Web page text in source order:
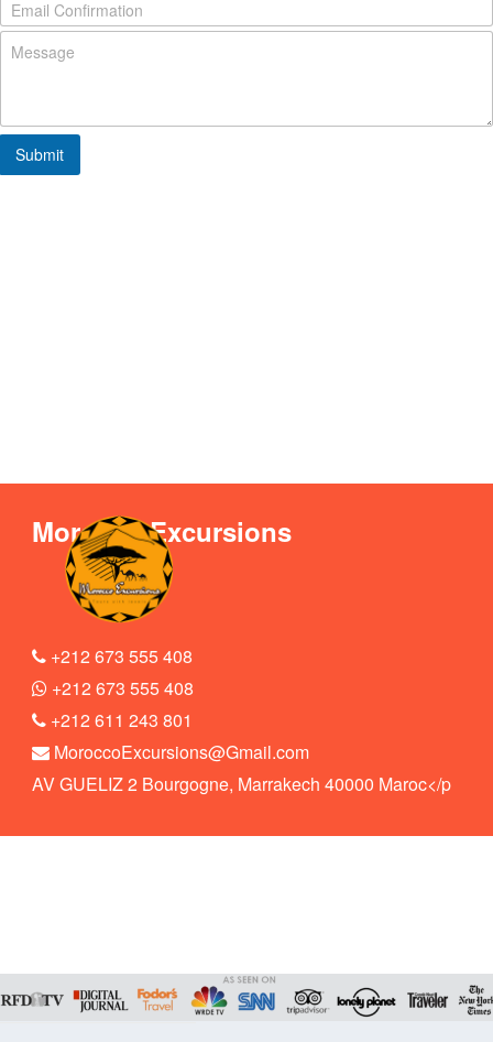
Submit
Morocco Excursions
+212 673 555 408
+212 673 555 408
+212 611 243 801
MoroccoExcursions@Gmail.com
AV GUELIZ 2 Bourgogne, Marrakech 40000 Maroc</p